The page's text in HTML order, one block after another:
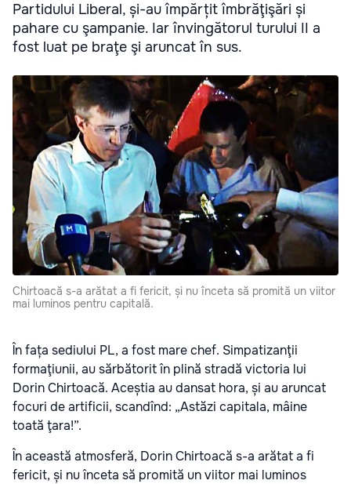
Partidului Liberal, și-au împărțit îmbrăţişări și
pahare cu şampanie. Iar învingătorul turului II a
fost luat pe braţe şi aruncat în sus.
Chirtoacă s-a arătat a fi fericit, și nu înceta să promită un viitor
mai luminos pentru capitală.
În fața sediului PL, a fost mare chef. Simpatizanţii
formaţiunii, au sărbătorit în plină stradă victoria lui
Dorin Chirtoacă. Aceștia au dansat hora, și au aruncat
focuri de artificii, scandînd: „Astăzi capitala, mâine
toată ţara!”.
În această atmosferă, Dorin Chirtoacă s-a arătat a fi
fericit, și nu înceta să promită un viitor mai luminos